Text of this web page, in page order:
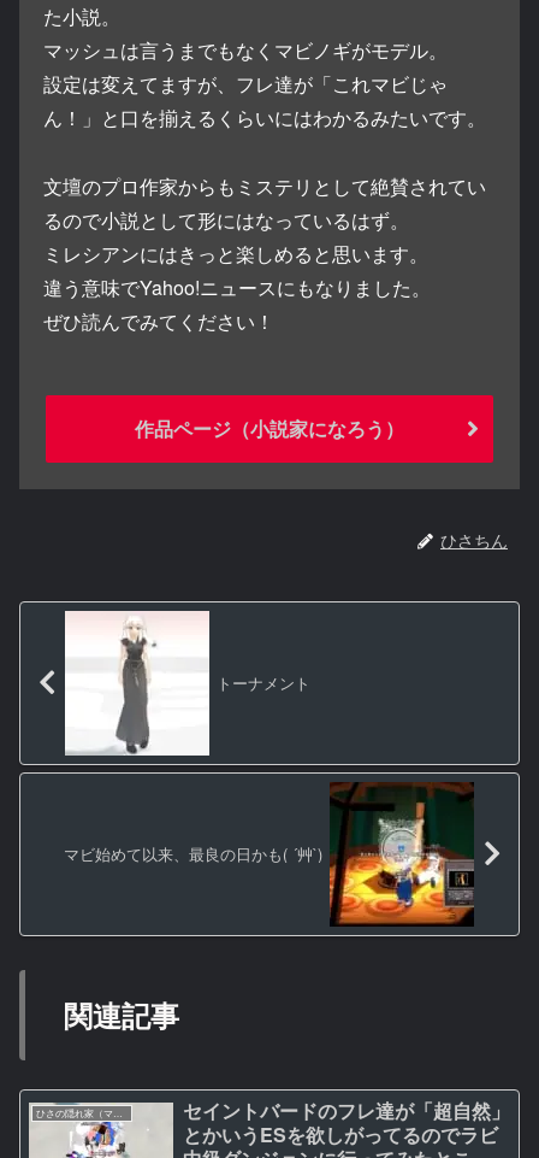
た小説。
マッシュは言うまでもなくマビノギがモデル。
設定は変えてますが、フレ達が「これマビじゃ
ん！」と口を揃えるくらいにはわかるみたいです。
文壇のプロ作家からもミステリとして絶賛されてい
るので小説として形にはなっているはず。
ミレシアンにはきっと楽しめると思います。
違う意味でYahoo!ニュースにもなりました。
ぜひ読んでみてください！
作品ページ（小説家になろう）
ひさちん
トーナメント
マビ始めて以来、最良の日かも( ´艸`)
関連記事
ひさの隠れ家（マビノギ日記）
セイントバードのフレ達が「超自然」
とかいうESを欲しがってるのでラビ